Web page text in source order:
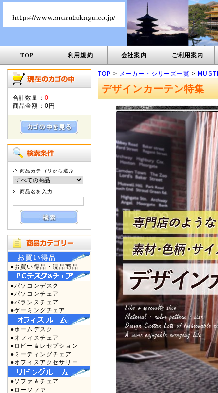
TOP 利用規約 会社案内 ご利用案内
合計数量： 0
商品金額： 0円
商品カテゴリから選ぶ
商品名を入力
●お買い得品・現品商品
●パソコンデスク
●パソコンチェア
●バランスチェア
●ゲーミングチェア
●ホームデスク
●オフィスチェア
●ロビー＆レセプション
●ミーティングチェア
●オフィスアクセサリー
●ソファ＆チェア
●ローソファ
TOP > メーカー・シリーズ一覧 >
デザインカーテン特集